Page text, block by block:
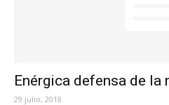
Enérgica defensa de
29 julio, 2018